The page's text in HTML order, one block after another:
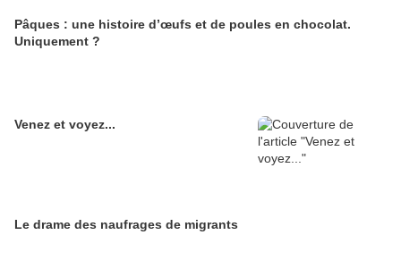
Pâques : une histoire d’œufs et de poules en chocolat.
Uniquement ?
Venez et voyez...
Le drame des naufrages de migrants